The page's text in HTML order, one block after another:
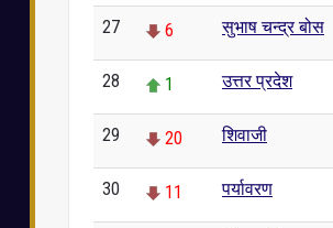
27 6 सुभाष चन्द्र बोस
28 1 उत्तर प्रदेश
29 20 शिवाजी
30 11 पर्यावरण